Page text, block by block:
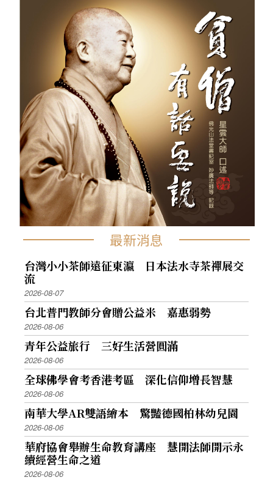
最新消息
台灣小小茶師遠征東瀛 日本法水寺茶禪展交
流
2026-08-07
台北普門教師分會贈公益米 嘉惠弱勢
2026-08-06
青年公益旅行 三好生活營圓滿
2026-08-06
全球佛學會考香港考區 深化信仰增長智慧
2026-08-06
南華大學AR雙語繪本 驚豔德國柏林幼兒園
2026-08-06
華府協會舉辦生命教育講座 慧開法師開示永
續經營生命之道
2026-08-06